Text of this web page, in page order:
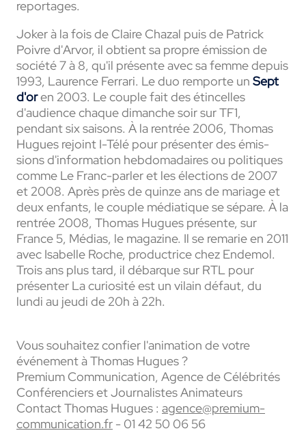
repor­tages.
Joker à la fois de Claire Chazal puis de Patrick
Poivre d'Arvor, il obtient sa propre émis­sion de
société 7 à 8, qu'il présente avec sa femme depuis
1993, Laurence Ferrari. Le duo remporte un Sept
d'oren 2003. Le couple fait des étin­celles
d'audience chaque dimanche soir sur TF1,
pendant six saisons. À la rentrée 2006, Thomas
Hugues rejoint I-Télé pour présen­ter des émis­
sions d'infor­ma­tion hebdo­ma­daires ou poli­tiques
comme Le Franc-parler et les élec­tions de 2007
et 2008. Après près de quinze ans de mariage et
deux enfants, le couple média­tique se sépare. À la
rentrée 2008, Thomas Hugues présente, sur
France 5, Médias, le maga­zine. Il se rema­rie en 2011
avec Isabelle Roche, produc­trice chez Ende­mol.
Trois ans plus tard, il débarque sur RTL pour
présen­ter La curio­sité est un vilain défaut, du
lundi au jeudi de 20h à 22h.
Vous souhaitez confier l'animation de votre
événement à Thomas Hugues ?
Premium Communication, Agence de Célébrités
Conférenciers et Journalistes Animateurs
Contact Thomas Hugues : agence@premium-
communication.fr - 01 42 50 06 56